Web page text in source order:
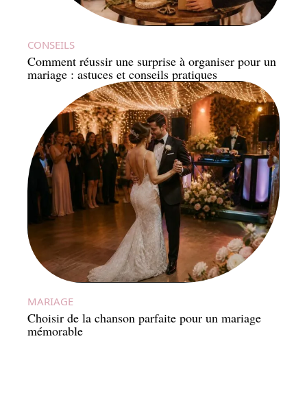
CONSEILS
Comment réussir une surprise à organiser pour un
mariage : astuces et conseils pratiques
MARIAGE
Choisir de la chanson parfaite pour un mariage
mémorable